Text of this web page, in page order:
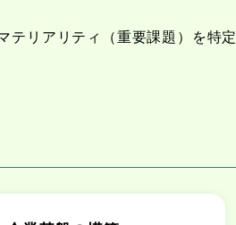
テリアリティ（重要課題）を特定